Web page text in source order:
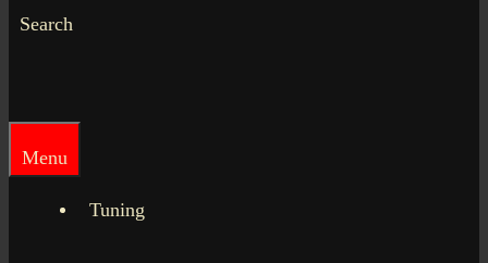
Search
Menu
Tuning